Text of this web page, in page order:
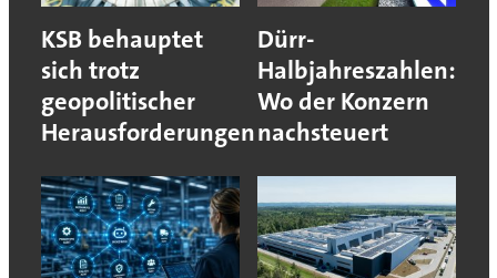
KSB behauptet
sich trotz
geopolitischer
Herausforderungen
Dürr-
Halbjahreszahlen:
Wo der Konzern
nachsteuert